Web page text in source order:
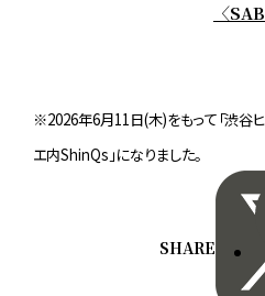
〈
※2026年6月11日(木)をもって「渋谷
エ内ShinQs」になりました。
SHARE